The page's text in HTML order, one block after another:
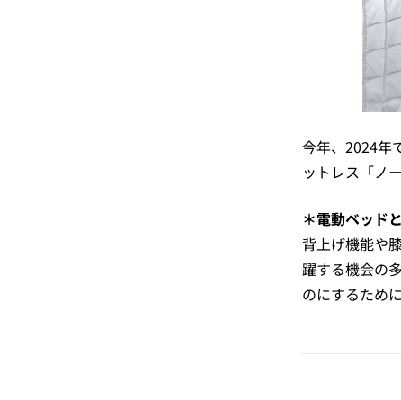
今年、2024年
ットレス「ノ
＊電動ベッド
背上げ機能や
躍する機会の
のにするため